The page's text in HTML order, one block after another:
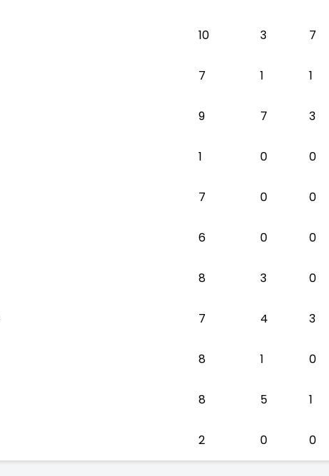
10 3 7
7 1 1
9 7 3
1 0 0
7 0 0
6 0 0
8 3 0
7 4 3
8 1 0
8 5 1
2 0 0